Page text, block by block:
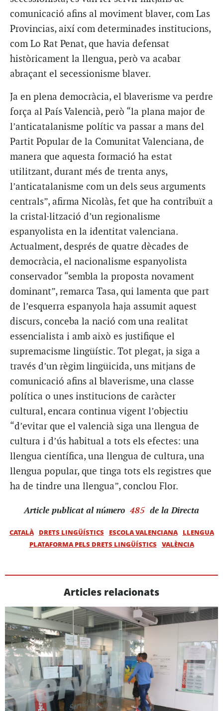
comunicació afins al moviment blaver, com Las
Provincias, així com determinades institucions,
com Lo Rat Penat, que havia defensat
històricament la llengua, però va acabar
abraçant el secessionisme blaver.
Ja en plena democràcia, el blaverisme va perdre
força al País Valencià, però “la plana major de
l’anticatalanisme polític va passar a mans del
Partit Popular de la Comunitat Valenciana, de
manera que aquesta formació ha estat
utilitzant, durant més de trenta anys,
l’anticatalanisme com un dels seus arguments
centrals”, afirma Nicolàs, fet que ha contribuït a
la cristal·lització d’un regionalisme
espanyolista en la identitat valenciana.
Actualment, després de quatre dècades de
democràcia, el nacionalisme espanyolista
conservador “sembla la proposta novament
dominant”, remarca Tasa, qui lamenta que part
de l’esquerra espanyola haja assumit aquest
discurs, conceba la nació com una realitat
essencialista i amb això es justifique el
supremacisme lingüístic. Tot plegat, ja siga a
través d’un règim lingüicida, uns mitjans de
comunicació afins al blaverisme, una classe
política o unes institucions de caràcter
cultural, encara continua vigent l’objectiu
“d’evitar que el valencià siga una llengua de
cultura i d’ús habitual a tots els efectes: una
llengua científica, una llengua de cultura, una
llengua popular, que tinga tots els registres que
ha de tindre una llengua”, conclou Flor.
Article publicat al número 485 de la Directa
CATALÀ DRETS LINGÜÍSTICS ESCOLA VALENCIANA
LLENGUA
PLATAFORMA PELS DRETS LINGÜÍSTICS
VALÈNCIA
Articles relacionats